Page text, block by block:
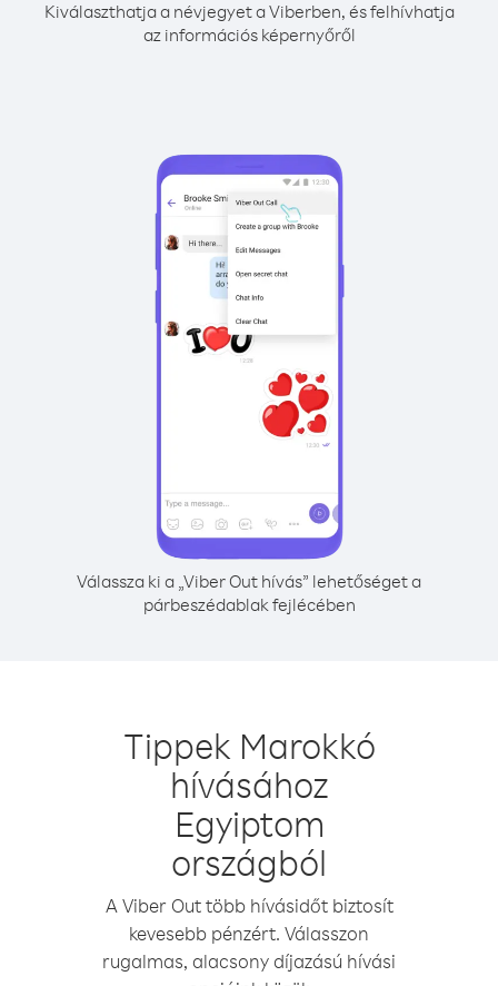
Kiválaszthatja a névjegyet a Viberben, és felhívhatja
az információs képernyőről
Válassza ki a „Viber Out hívás” lehetőséget a
párbeszédablak fejlécében
Tippek Marokkó
hívásához
Egyiptom
országból
A Viber Out több hívásidőt biztosít
kevesebb pénzért. Válasszon
rugalmas, alacsony díjazású hívási